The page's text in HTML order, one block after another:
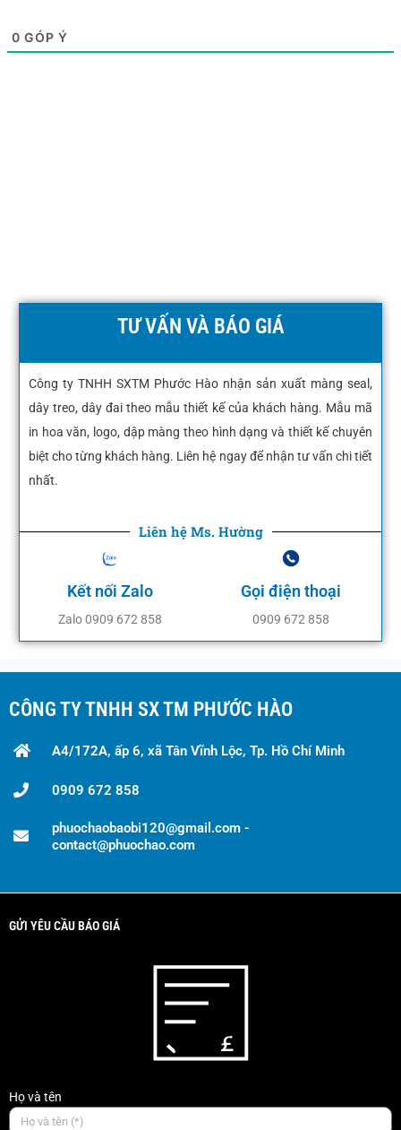
0 GÓP Ý
TƯ VẤN VÀ BÁO GIÁ
Công ty TNHH SXTM Phước Hào nhận sản xuất màng seal,
dây treo, dây đai theo mẫu thiết kế của khách hàng. Mẫu mã
in hoa văn, logo, dập màng theo hình dạng và thiết kế chuyên
biệt cho từng khách hàng. Liên hệ ngay để nhận tư vấn chi tiết
nhất.
Liên hệ Ms. Hường
Kết nối Zalo
Zalo 0909 672 858
Gọi điện thoại
0909 672 858
CÔNG TY TNHH SX TM PHƯỚC HÀO
A4/172A, ấp 6, xã Tân Vĩnh Lộc, Tp. Hồ Chí Minh
0909 672 858
phuochaobaobi120@gmail.com -
contact@phuochao.com
GỬI YÊU CẦU BÁO GIÁ
Họ và tên